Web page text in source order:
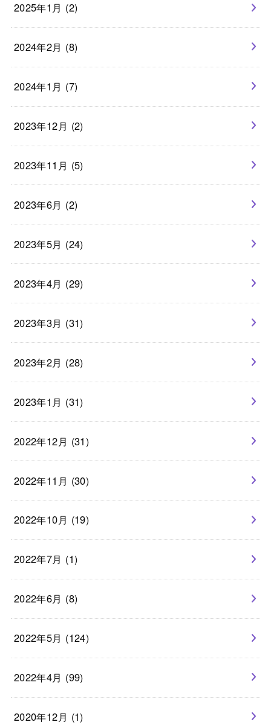
2025年1月 (2)
2024年2月 (8)
2024年1月 (7)
2023年12月 (2)
2023年11月 (5)
2023年6月 (2)
2023年5月 (24)
2023年4月 (29)
2023年3月 (31)
2023年2月 (28)
2023年1月 (31)
2022年12月 (31)
2022年11月 (30)
2022年10月 (19)
2022年7月 (1)
2022年6月 (8)
2022年5月 (124)
2022年4月 (99)
2020年12月 (1)